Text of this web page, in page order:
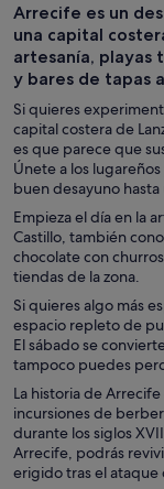
Arrecife es un
una capital
artesanía, playas
y bares de tapas
Si quieres
capital costera de
es que parece que
Únete a los
buen desayuno hasta
Empieza el día en la
Castillo, también
chocolate con
tiendas de la zona.
Si quieres algo más
espacio repleto de
El sábado se
tampoco puedes
La historia de
incursiones de
durante los siglos
Arrecife, podrás
erigido tras el ataque